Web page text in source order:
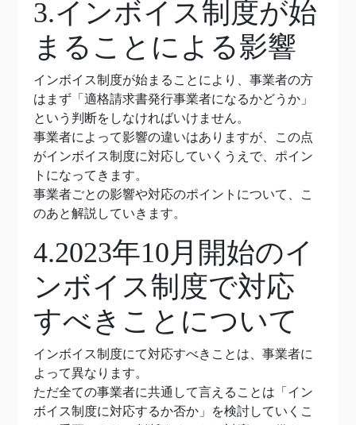
3.インボイス制度が始
まることによる影響
インボイス制度が始まることにより、事業者の方
はまず「適格請求書発行事業者になるかどうか」
という判断をしなければいけません。
事業者によって影響の違いはありますが、この点
がインボイス制度に対応していくうえで、ポイン
トになってきます。
事業者ごとの影響や対応のポイントについて、こ
のあと解説していきます。
4.2023年10月開始のイ
ンボイス制度で対応
すべきことについて
インボイス制度にて対応すべきことは、事業者に
よって異なります。
ただ全ての事業者に共通して言えることは「イン
ボイス制度に対応するか否か」を検討していくこ